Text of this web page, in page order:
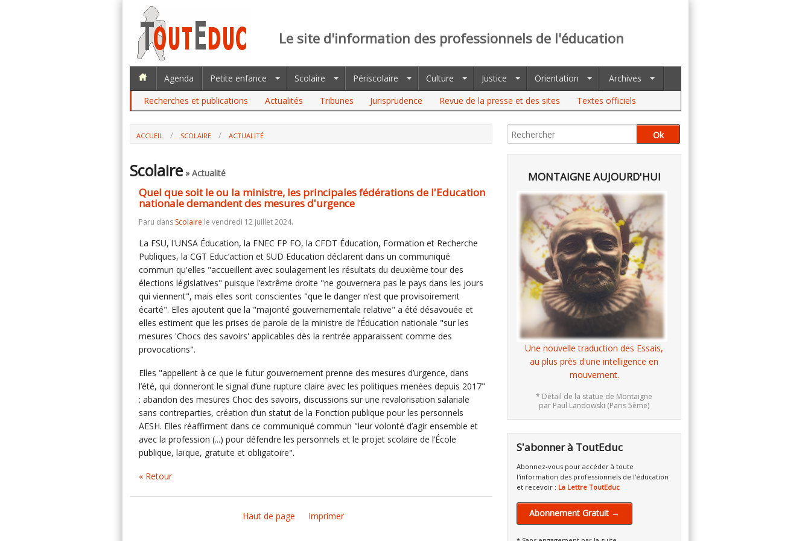
Le site d'information des professionnels de l'éducation
Agenda Petite enfance Scolaire Périscolaire Culture Justice Orientation
Archives
Recherches et publications
Actualités Tribunes Jurisprudence Revue de la presse et des sites Textes officiels
ACCUEIL SCOLAIRE
ACTUALITÉ
DEMANDENT DES MESURES D'URGENCE
Scolaire» Actualité
Quel que soit le ou la ministre, les principales fédérations de l'Education
nationale demandent des mesures d'urgence
Paru dans Scolaire le vendredi 12 juillet 2024.
La FSU, l'UNSA Éducation, la FNEC FP FO, la CFDT Éducation, Formation et Recherche
Publiques, la CGT Educ’action et SUD Education déclarent dans un communiqué
commun qu'elles "accueillent avec soulagement les résultats du deuxième tour des
élections législatives" puisque l’extrême droite "ne gouvernera pas le pays dans les jours
qui viennent", mais elles sont conscientes "que le danger n’est que provisoirement
écarté". Elles ajoutent que la "majorité gouvernementale relative" a été désavouée et
elles estiment que les prises de parole de la ministre de l’Éducation nationale "sur les
mesures 'Chocs des savoirs' applicables dès la rentrée apparaissent comme des
provocations".
Elles "appellent à ce que le futur gouvernement prenne des mesures d’urgence, dans
l’été, qui donneront le signal d’une rupture claire avec les politiques menées depuis 2017"
: abandon des mesures Choc des savoirs, discussions sur une revalorisation salariale
sans contreparties, création d’un statut de la Fonction publique pour les personnels
AESH. Elles réaffirment dans ce communiqué commun "leur volonté d’agir ensemble et
avec la profession (...) pour défendre les personnels et le projet scolaire de l’École
publique, laïque, gratuite et obligatoire".
« Retour
Haut de page Imprimer
MONTAIGNE AUJOURD'HUI
Une nouvelle traduction des Essais,
au plus près d'une intelligence en
mouvement.
* Détail de la statue de Montaigne
par Paul Landowski (Paris 5ème)
S'abonner à ToutEduc
Abonnez-vous pour accéder à toute
l'information des professionnels de l'éducation
et recevoir : La Lettre ToutEduc
Abonnement Gratuit →